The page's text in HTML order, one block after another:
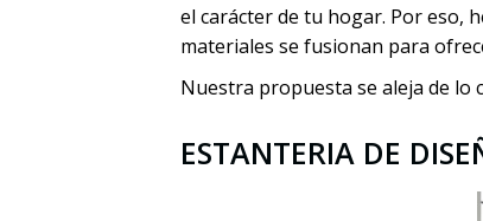
el carácter de tu hogar. Por eso,
materiales se fusionan para
Nuestra propuesta se aleja de lo
ESTANTERIA DE